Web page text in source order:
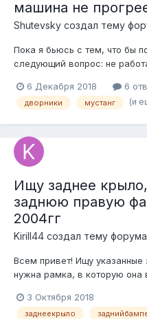
машина не
Shutevsky создал тему
Пока я бьюсь с тем, что бы
следующий вопрос: не
дворники не пашут (вместе
сидения вперёд/назад).
6 Декабря 2018 6
дворники мустанг (и
Ищу заднее
заднюю правую
2004гг
Kirill44 создал тему
Всем привет! Ищу
нужна рамка, в которую она
Благодарю.
3 Октября 2018
заднеекрыло